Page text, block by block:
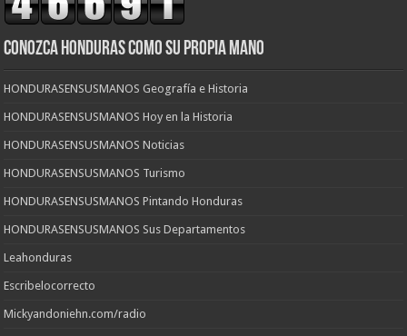
CONOZCA HONDURAS COMO SU PROPIA MANO
HONDURASENSUSMANOS Geografía e Historia
HONDURASENSUSMANOS Hoy en la Historia
HONDURASENSUSMANOS Noticias
HONDURASENSUSMANOS Turismo
HONDURASENSUSMANOS Pintando Honduras
HONDURASENSUSMANOS Sus Departamentos
Leahonduras
Escribelocorrecto
Mickyandoniehn.com/radio